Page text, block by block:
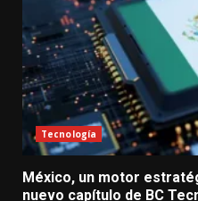
Tecnología
México, un motor
nuevo capítulo de BC